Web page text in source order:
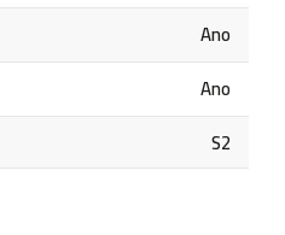
Ano
Ano
S2